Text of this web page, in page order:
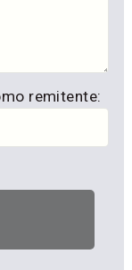
remitente: